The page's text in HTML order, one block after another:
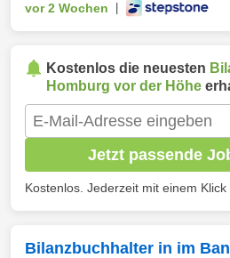
vor 2 Wochen
Kostenlos die neuesten
Homburg vor der Höhe
Jetzt passende
Kostenlos. Jederzeit mit einem Klick
Bilanzbuchhalter in im